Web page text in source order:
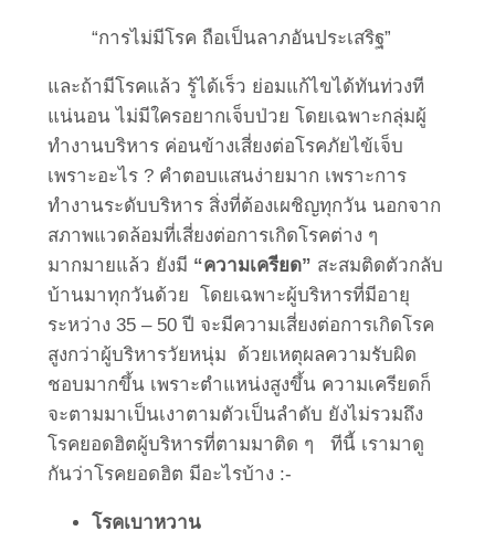
“การไม่มีโรค ถือเป็นลาภอันประเสริฐ”
และถ้ามีโรคแล้ว รู้ได้เร็ว ย่อมแก้ไขได้ทันท่วงที
แน่นอน ไม่มีใครอยากเจ็บป่วย โดยเฉพาะกลุ่มผู้
ทำงานบริหาร ค่อนข้างเสี่ยงต่อโรคภัยไข้เจ็บ
เพราะอะไร ? คำตอบแสนง่ายมาก เพราะการ
ทำงานระดับบริหาร สิ่งที่ต้องเผชิญทุกวัน นอกจาก
สภาพแวดล้อมที่เสี่ยงต่อการเกิดโรคต่าง ๆ
มากมายแล้ว ยังมี “ความเครียด” สะสมติดตัวกลับ
บ้านมาทุกวันด้วย โดยเฉพาะผู้บริหารที่มีอายุ
ระหว่าง 35 – 50 ปี จะมีความเสี่ยงต่อการเกิดโรค
สูงกว่าผู้บริหารวัยหนุ่ม ด้วยเหตุผลความรับผิด
ชอบมากขึ้น เพราะตำแหน่งสูงขึ้น ความเครียดก็
จะตามมาเป็นเงาตามตัวเป็นลำดับ ยังไม่รวมถึง
โรคยอดฮิตผู้บริหารที่ตามมาติด ๆ ทีนี้ เรามาดู
กันว่าโรคยอดฮิต มีอะไรบ้าง :-
โรคเบาหวาน